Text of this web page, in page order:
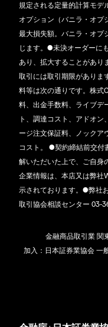
規定される定量的計算モデ
オプション（バニラ・オプ
最大損失額。バニラ・オプ
じます。●未決オーダーに
あり、拡大することがあり
取引には取引期限がありま
料等は次の通りです。株式
料、出金手数料、ライブデ
ト、調達コスト、アドオ
ージ注文保証料、ノックア
コスト。 ●契約締結前交付
解いただいた上で、ご自身
企業情報は、本店又は弊社
示されております。●弊社
取引協会相談センター 03-
金融商品取引業 関
加入：日本証券業協会 一